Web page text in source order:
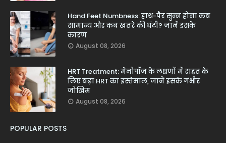
Hand Feet Numbness: हाथ-पैर सुन्न होना कब
सामान्य और कब खतरे की घंटी? जानें इसके
कारण
August 08, 2026
HRT Treatment: मेनोपॉज के लक्षणों में राहत के
लिए बढ़ा HRT का इस्तेमाल, जानें इसके गंभीर
जोखिम
August 08, 2026
POPULAR POSTS